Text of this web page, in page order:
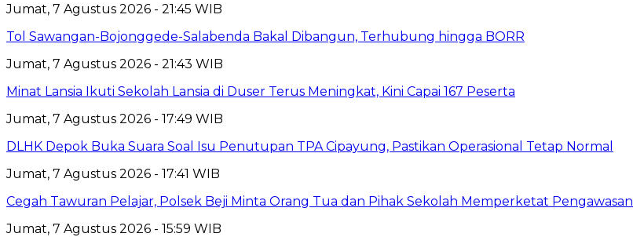
Jumat, 7 Agustus 2026 - 21:45 WIB
Tol Sawangan-Bojonggede-Salabenda Bakal Dibangun, Terhubung hingga BORR
Jumat, 7 Agustus 2026 - 21:43 WIB
Minat Lansia Ikuti Sekolah Lansia di Duser Terus Meningkat, Kini Capai 167 Peserta
Jumat, 7 Agustus 2026 - 17:49 WIB
DLHK Depok Buka Suara Soal Isu Penutupan TPA Cipayung, Pastikan Operasional Tetap Normal
Jumat, 7 Agustus 2026 - 17:41 WIB
Cegah Tawuran Pelajar, Polsek Beji Minta Orang Tua dan Pihak Sekolah Memperketat Pengawasan
Jumat, 7 Agustus 2026 - 15:59 WIB